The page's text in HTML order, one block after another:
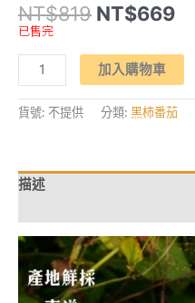
NT$819 原
始
格：
NT$819。
NT$669目
格
已售完
【不
番
響】
「黑
柿
量
加入購物車
貨號: 不提供 分類: 黑柿番茄
描述